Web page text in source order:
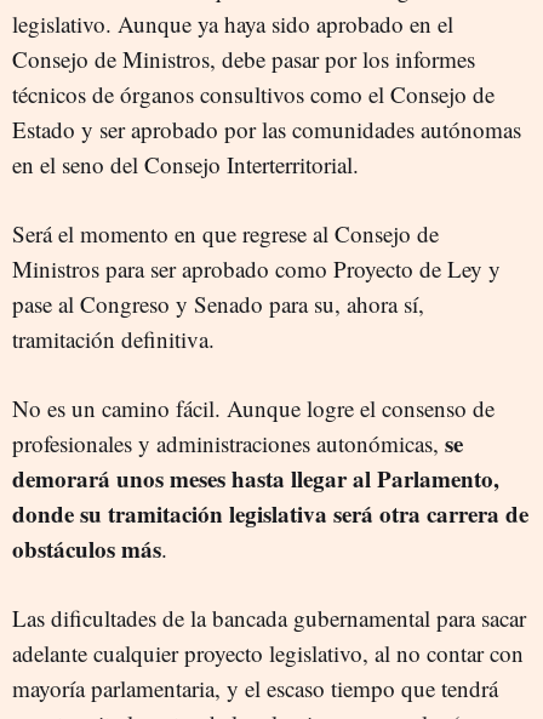
legislativo. Aunque ya haya sido aprobado en el
Consejo de Ministros, debe pasar por los informes
técnicos de órganos consultivos como el Consejo de
Estado y ser aprobado por las comunidades autónomas
en el seno del Consejo Interterritorial.
Será el momento en que regrese al Consejo de
Ministros para ser aprobado como Proyecto de Ley y
pase al Congreso y Senado para su, ahora sí,
tramitación definitiva.
No es un camino fácil. Aunque logre el consenso de
profesionales y administraciones autonómicas, se
demorará unos meses hasta llegar al Parlamento,
donde su tramitación legislativa será otra carrera de
obstáculos más.
Las dificultades de la bancada gubernamental para sacar
adelante cualquier proyecto legislativo, al no contar con
mayoría parlamentaria, y el escaso tiempo que tendrá